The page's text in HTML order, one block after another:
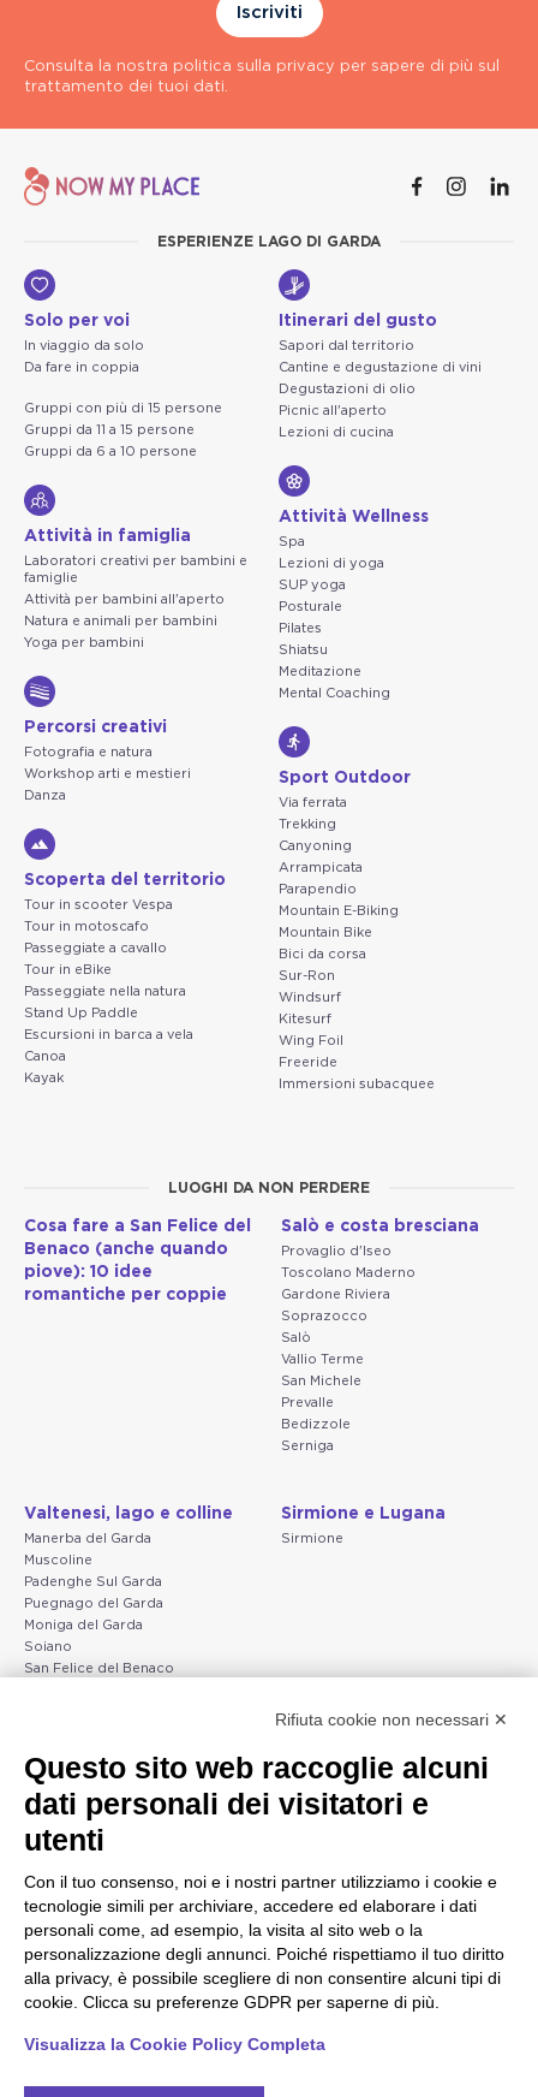
Iscriviti
Consulta la nostra politica sulla privacy per sapere di più sul
trattamento dei tuoi dati.
ESPERIENZE LAGO DI GARDA
Solo per voi
In viaggio da solo
Da fare in coppia
Gruppi con più di 15 persone
Gruppi da 11 a 15 persone
Gruppi da 6 a 10 persone
Attività in famiglia
Laboratori creativi per bambini e
famiglie
Attività per bambini all'aperto
Natura e animali per bambini
Yoga per bambini
Percorsi creativi
Fotografia e natura
Workshop arti e mestieri
Danza
Scoperta del territorio
Tour in scooter Vespa
Tour in motoscafo
Passeggiate a cavallo
Tour in eBike
Passeggiate nella natura
Stand Up Paddle
Escursioni in barca a vela
Canoa
Kayak
Itinerari del gusto
Sapori dal territorio
Cantine e degustazione di vini
Degustazioni di olio
Picnic all'aperto
Lezioni di cucina
Attività Wellness
Spa
Lezioni di yoga
SUP yoga
Posturale
Pilates
Shiatsu
Meditazione
Mental Coaching
Sport Outdoor
Via ferrata
Trekking
Canyoning
Arrampicata
Parapendio
Mountain E-Biking
Mountain Bike
Bici da corsa
Sur-Ron
Windsurf
Kitesurf
Wing Foil
Freeride
Immersioni subacquee
LUOGHI DA NON PERDERE
Cosa fare a San Felice del
Benaco (anche quando
piove): 10 idee
romantiche per coppie
Salò e costa bresciana
Provaglio d'Iseo
Toscolano Maderno
Gardone Riviera
Soprazocco
Salò
Vallio Terme
San Michele
Prevalle
Bedizzole
Serniga
Valtenesi, lago e colline
Manerba del Garda
Muscoline
Padenghe Sul Garda
Puegnago del Garda
Moniga del Garda
Soiano
San Felice del Benaco
Sirmione e Lugana
Sirmione
Peschiera e la costa
veneta
Lazise
Peschiera del Garda
Verona
Valeggio sul Mincio
San Giorgio di Valpolicella
Garda
Negrar di Valpolicella
Pedemonte
Ponti sul Mincio
Gargnano e l'Alto Garda
Gargnano
Arco
Campione
Nago-Torbole
Torbole
Bleggio superiore
Villa Lagarina
Ledro
Rifiuta cookie non necessari ✕
Questo sito web raccoglie alcuni
dati personali dei visitatori e
utenti
Con il tuo consenso, noi e i nostri partner utilizziamo i cookie e
tecnologie simili per archiviare, accedere ed elaborare i dati
personali come, ad esempio, la visita al sito web o la
personalizzazione degli annunci. Poiché rispettiamo il tuo diritto
alla privacy, è possibile scegliere di non consentire alcuni tipi di
cookie. Clicca su preferenze GDPR per saperne di più.
Visualizza la Cookie Policy Completa